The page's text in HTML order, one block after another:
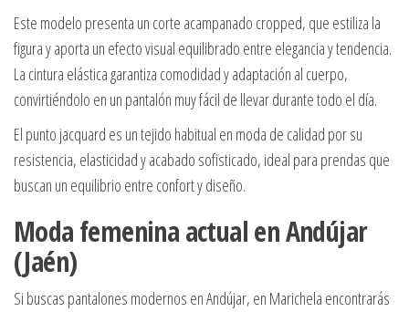
Este modelo presenta un corte acampanado cropped, que estiliza la
figura y aporta un efecto visual equilibrado entre elegancia y tendencia.
La cintura elástica garantiza comodidad y adaptación al cuerpo,
convirtiéndolo en un pantalón muy fácil de llevar durante todo el día.
El punto jacquard es un tejido habitual en moda de calidad por su
resistencia, elasticidad y acabado sofisticado, ideal para prendas que
buscan un equilibrio entre confort y diseño.
Moda femenina actual en Andújar
(Jaén)
Si buscas pantalones modernos en Andújar, en Marichela encontrarás